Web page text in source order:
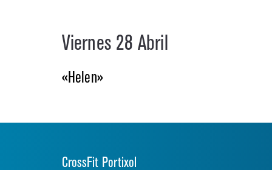
Viernes 28 Abril
«Helen»
CrossFit Portixol